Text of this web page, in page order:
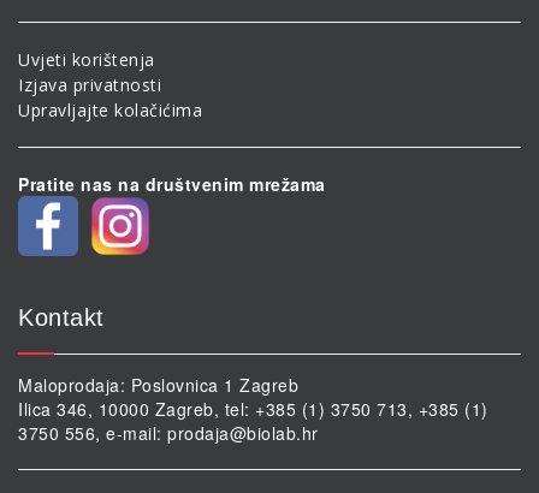
Uvjeti korištenja
Izjava privatnosti
Upravljajte kolačićima
Pratite nas na društvenim mrežama
Kontakt
Maloprodaja: Poslovnica 1 Zagreb
Ilica 346, 10000 Zagreb, tel: +385 (1) 3750 713, +385 (1)
3750 556, e-mail: prodaja@biolab.hr